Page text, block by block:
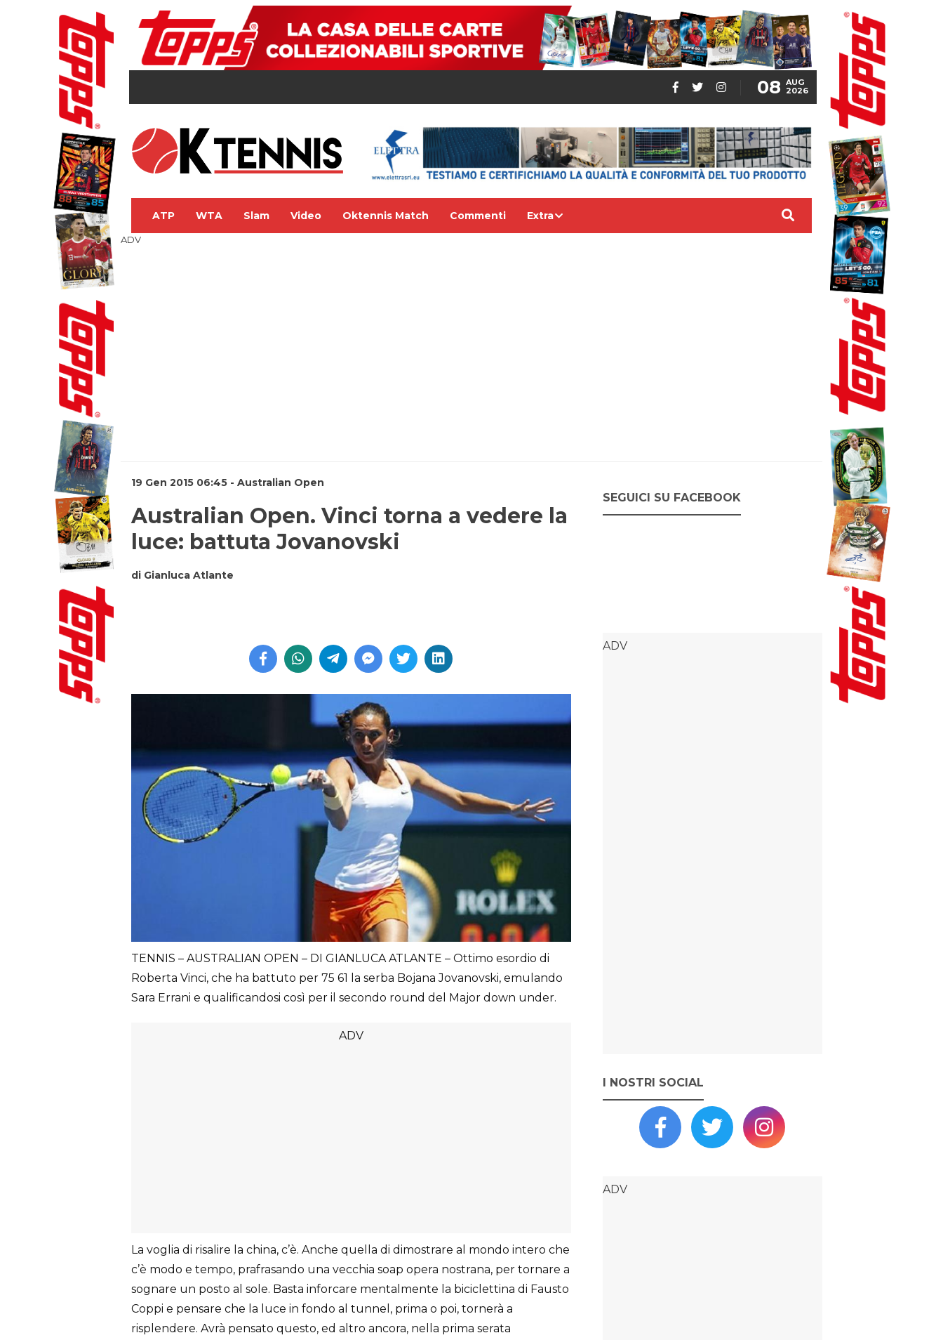
08 AUG
2026
ATP WTA Slam Video Oktennis Match Commenti Extra
19 Gen 2015 06:45 - Australian Open
Australian Open. Vinci torna a vedere la
luce: battuta Jovanovski
di Gianluca Atlante
TENNIS – AUSTRALIAN OPEN – DI GIANLUCA ATLANTE – Ottimo esordio di
Roberta Vinci, che ha battuto per 75 61 la serba Bojana Jovanovski, emulando
Sara Errani e qualificandosi così per il secondo round del Major down under.
La voglia di risalire la china, c’è. Anche quella di dimostrare al mondo intero che
c’è modo e tempo, prafrasando una vecchia soap opera nostrana, per tornare a
sognare un posto al sole. Basta inforcare mentalmente la biciclettina di Fausto
Coppi e pensare che la luce in fondo al tunnel, prima o poi, tornerà a
risplendere. Avrà pensato questo, ed altro ancora, nella prima serata
SEGUICI SU FACEBOOK
I NOSTRI SOCIAL